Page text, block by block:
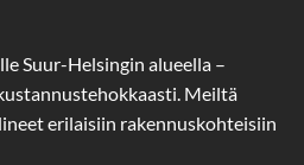
Suur-Helsingin alueella –
Meiltä
erilaisiin rakennuskohteisiin